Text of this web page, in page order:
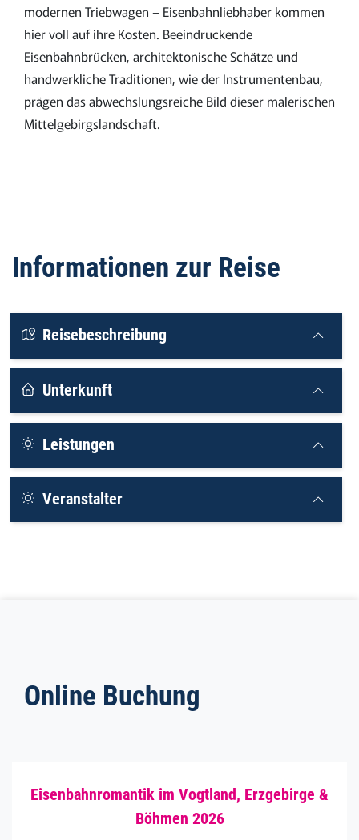
modernen Triebwagen – Eisenbahnliebhaber kommen
hier voll auf ihre Kosten. Beeindruckende
Eisenbahnbrücken, architektonische Schätze und
handwerkliche Traditionen, wie der Instrumentenbau,
prägen das abwechslungsreiche Bild dieser malerischen
Mittelgebirgslandschaft.
Informationen zur Reise
Reisebeschreibung
Unterkunft
Leistungen
Veranstalter
Online Buchung
Eisenbahnromantik im Vogtland, Erzgebirge &
Böhmen 2026